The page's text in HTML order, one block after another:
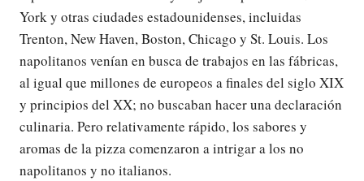
York y otras ciudades estadounidenses, incluidas
Trenton, New Haven, Boston, Chicago y St. Louis. Los
napolitanos venían en busca de trabajos en las fábricas,
al igual que millones de europeos a finales del siglo XIX
y principios del XX; no buscaban hacer una declaración
culinaria. Pero relativamente rápido, los sabores y
aromas de la pizza comenzaron a intrigar a los no
napolitanos y no italianos.